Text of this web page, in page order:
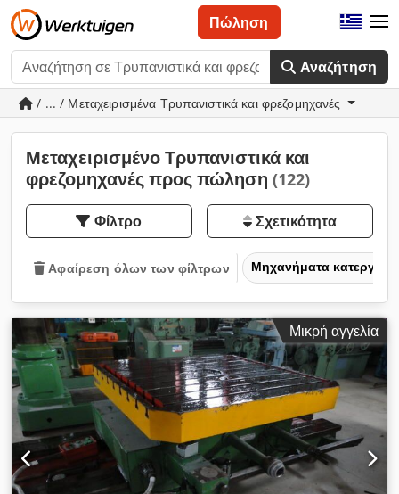
Αναζήτηση
Πώληση
/ ... / Μεταχειρισμένα Τρυπανιστικά και φρεζομηχανές
Μεταχειρισμένο Τρυπανιστικά και
φρεζομηχανές προς πώληση (122)
Φίλτρο Σχετικότητα
Αφαίρεση όλων των φίλτρων Μηχανήματα
Μικρή αγγελία